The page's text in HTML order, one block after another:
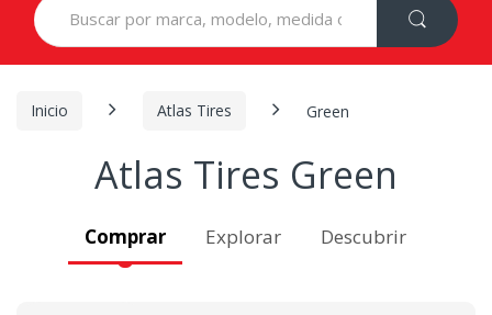
for:
Inicio Atlas Tires Green
Atlas Tires Green
Comprar Explorar Descubrir